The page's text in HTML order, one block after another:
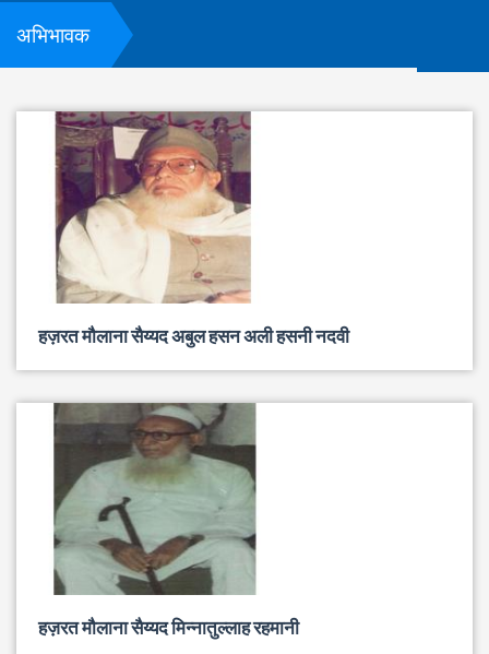
अभिभावक
हज़रत मौलाना सैय्यद अबुल हसन अली हसनी नदवी
हज़रत मौलाना सैय्यद मिन्नातुल्लाह रहमानी